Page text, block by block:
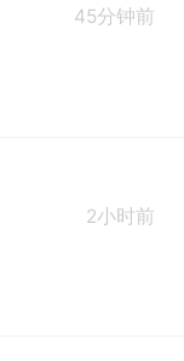
45分钟前
2小时前